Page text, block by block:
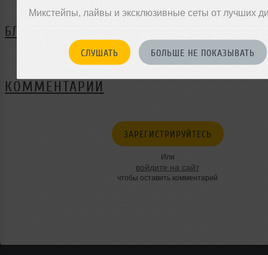
Микстейпы, лайвы и эксклюзивные сеты от лучших
СЛУШАТЬ БОЛЬШЕ НЕ ПОКАЗЫВАТЬ
БЛОГ
Нет записей в блоге
КОММЕНТАРИИ
ЗАРЕГИСТРИРУЙТЕСЬ
Или
войдите на сайт
чтобы оставить комментарий